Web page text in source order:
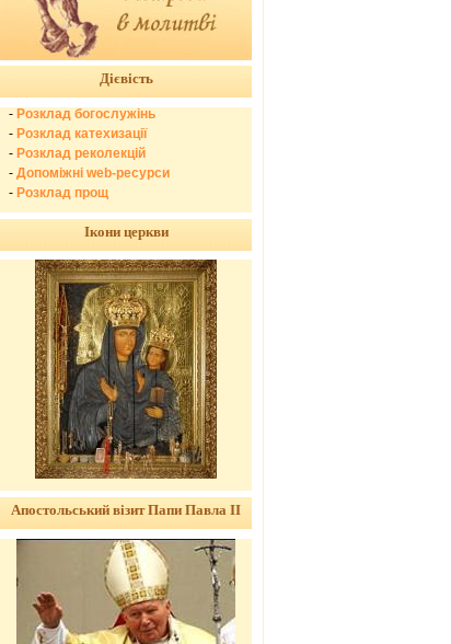
Дієвість
- Розклад богослужінь
- Розклад катехизації
- Розклад реколекцій
- Допоміжні web-ресурси
- Розклад прощ
Ікони церкви
Апостольський візит Папи Павла ІІ